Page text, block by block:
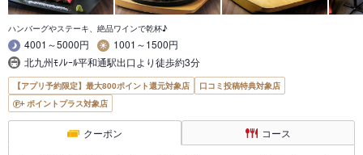
ハンバーグやステーキ、絶品ワインで乾杯♪
4001～5000円
1001～1500円
北九州ﾓﾉﾚｰﾙ平和通駅出口より徒歩約3分
【アプリ予約限定】最大800ポイント還元対象店
口コミ投稿特典対象店
ポイントプラス対象店
クーポン コース